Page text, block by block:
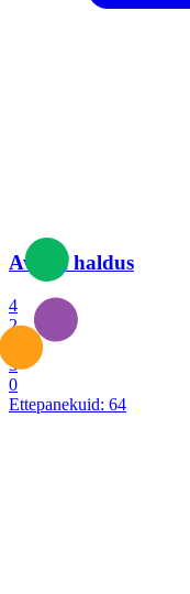
Avalik haldus
4
2
3
0
Ettepanekuid: 64